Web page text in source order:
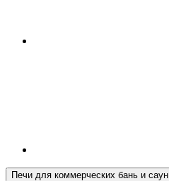
Печи для коммерческих бань и саун